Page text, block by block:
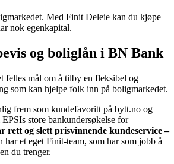
Med Finit Deleie kan du kjøpe
nok egenkapital.
og boliglån i BN Bank
felles mål om å tilby en fleksibel og
som kan hjelpe folk inn på boligmarkedet.
frem som kundefavoritt på bytt.no og
store bankundersøkelse for
rett og slett prisvinnende kundeservice –
har et eget Finit-team, som har som jobb å
du trenger.